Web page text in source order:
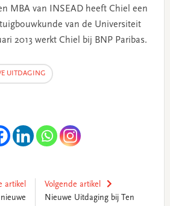
MBA van INSEAD heeft Chiel een
van de Universiteit
2013 werkt Chiel bij BNP Paribas.
UITDAGING
artikel
Volgende artikel
Nieuwe Uitdaging bij Ten